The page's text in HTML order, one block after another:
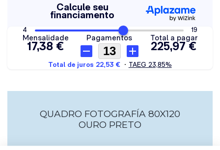
QUADRO FOTOGRAFÍA 80X120
OURO PRETO